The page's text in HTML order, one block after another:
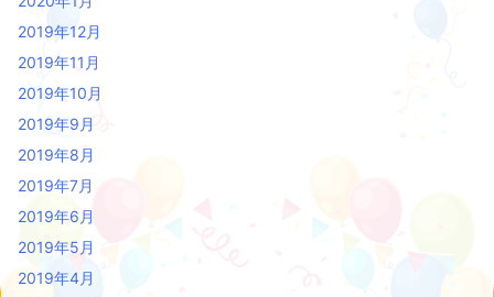
2019年12月
2019年11月
2019年10月
2019年9月
2019年8月
2019年7月
2019年6月
2019年5月
2019年4月